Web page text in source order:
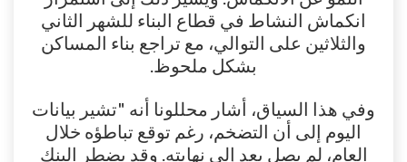
انكماش النشاط في قطاع البناء للشهر الثاني
والثلاثين على التوالي، مع تراجع بناء المساكن
بشكل ملحوظ.
وفي هذا السياق، أشار محللونا أنه "تشير بيانات
اليوم إلى أن التضخم، رغم توقع تباطؤه خلال
العام، لم يصل بعد إلى نهايته. وقد يضطر البنك